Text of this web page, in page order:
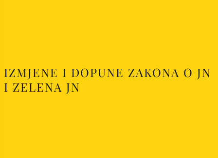
IZMJENE I DOPUNE ZAKONA O JN
I ZELENA JN